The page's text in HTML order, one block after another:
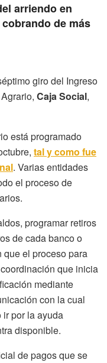
arriendo en
de más
giro del Ingreso
Caja Social,
está programado
tal y como fue
. Varias entidades
el proceso de
programar retiros
de cada banco o
el proceso para
que inicia
mediante
con la cual
ir por la ayuda
disponible.
de pagos que se